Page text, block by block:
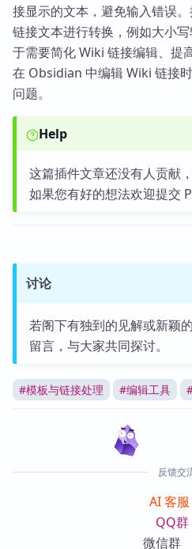
接显示的文本，避免输入错误
链接文本进行转换，例如大小
于需要简化 Wiki 链接编辑、提
在 Obsidian 中编辑 Wiki 链接
问题。
Help
这篇插件文章还没有人贡献
如果您有好的想法欢迎提交
讨论
若阁下有独到的见解或新颖
留言，与大家共同探讨。
#模板与链接处理 #编辑工具
反馈交
AI 客服
QQ群
微信群